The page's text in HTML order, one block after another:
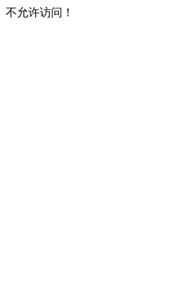
不允许访问！